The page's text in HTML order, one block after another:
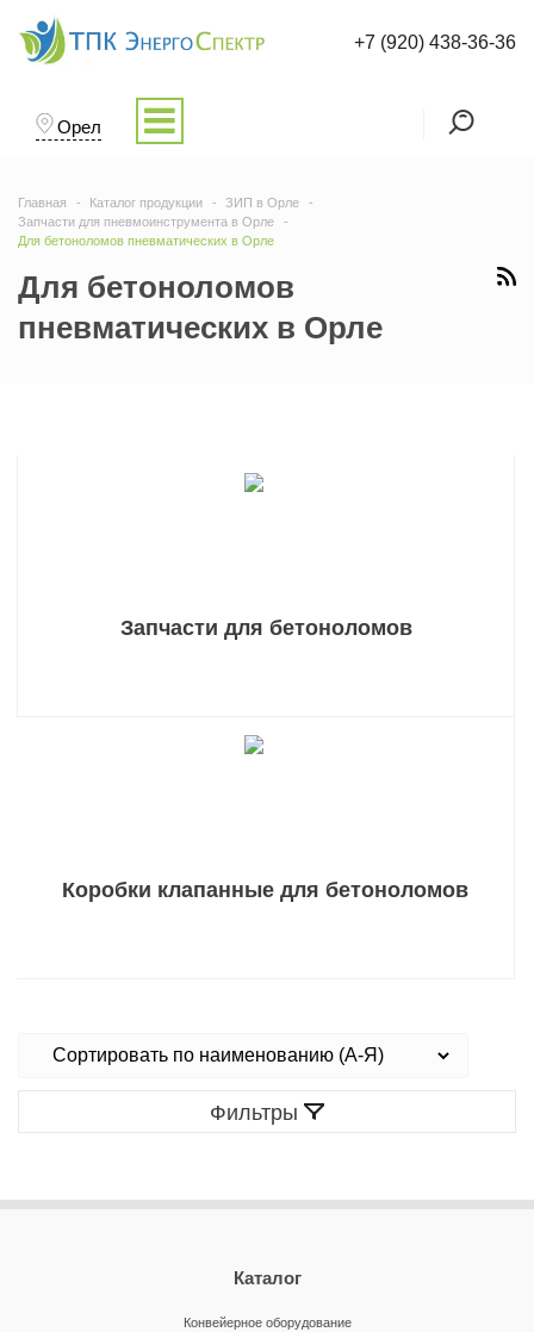
Орел
+7 (920) 438-36-36
Главная Каталог продукции
ЗИП в Орле
Запчасти для пневмоинструмента в Орле
Для бетоноломов пневматических в Орле
Для бетоноломов
пневматических в Орле
Запчасти для бетоноломов
Коробки клапанные для бетоноломов
Фильтры
Каталог
Конвейерное оборудование